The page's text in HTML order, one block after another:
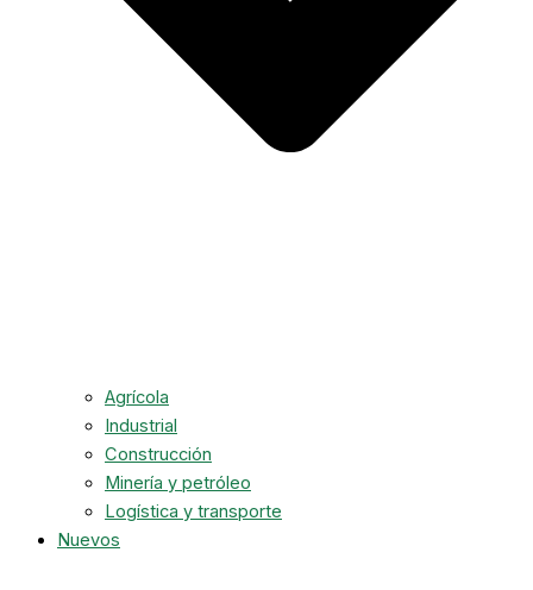
Agrícola
Industrial
Construcción
Minería y petróleo
Logística y transporte
Nuevos